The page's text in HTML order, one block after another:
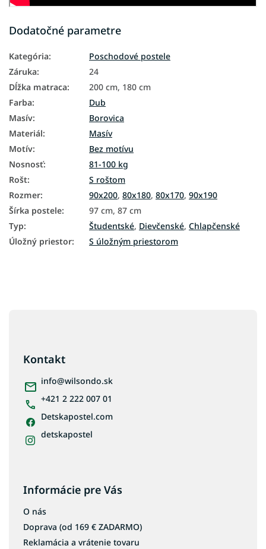
Dodatočné parametre
Kategória:
Poschodové postele
Záruka:
24
Dĺžka matraca:
200 cm, 180 cm
Farba:
Dub
Masív:
Borovica
Materiál:
Masív
Motív:
Bez motívu
Nosnosť:
81-100 kg
Rošt:
S roštom
Rozmer: 90x200, 80x180, 80x170, 90x190
Šírka postele:
97 cm, 87 cm
Typ: Študentské, Dievčenské, Chlapčenské
Úložný priestor: S úložným priestorom
Kontakt
info@wilsondo.sk
+421 2 222 007 01
Detskapostel.com
detskapostel
Informácie pre Vás
O nás
Doprava (od 169 € ZADARMO)
Reklamácia a vrátenie tovaru